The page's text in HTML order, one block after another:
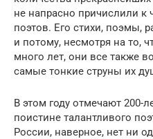
не напрасно причислили к
поэтов. Его стихи, поэмы,
и потому, несмотря на то,
много лет, они все также
самые тонкие струны их
В этом году отмечают 200-
поистине талантливого
России, наверное, нет ни